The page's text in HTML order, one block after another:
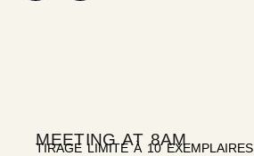
MEETING AT 8AM
TIRAGE LIMITÉ À 10 EXEMPLAIRES